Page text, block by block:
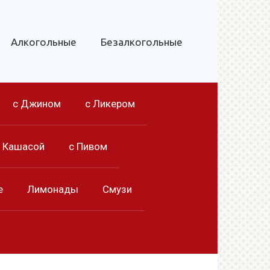
Алкогольные Безалкогольные
с Джином с Ликером
Кашасой с Пивом
Лимонады Смузи